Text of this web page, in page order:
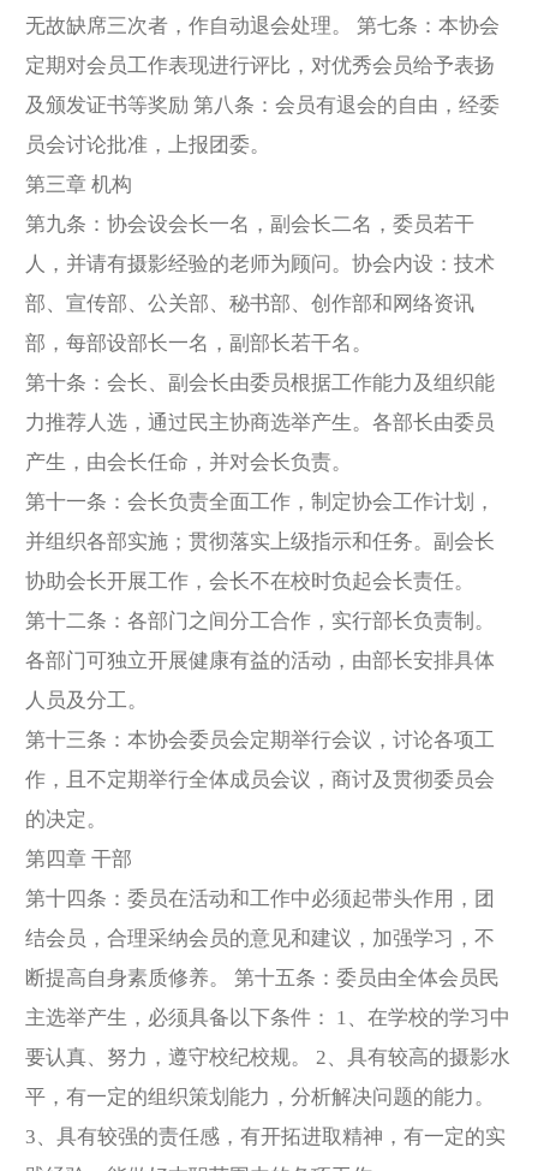
无故缺席三次者，作自动退会处理。 第七条：本协会
定期对会员工作表现进行评比，对优秀会员给予表扬
及颁发证书等奖励 第八条：会员有退会的自由，经委
员会讨论批准，上报团委。
第三章 机构
第九条：协会设会长一名，副会长二名，委员若干
人，并请有摄影经验的老师为顾问。协会内设：技术
部、宣传部、公关部、秘书部、创作部和网络资讯
部，每部设部长一名，副部长若干名。
第十条：会长、副会长由委员根据工作能力及组织能
力推荐人选，通过民主协商选举产生。各部长由委员
产生，由会长任命，并对会长负责。
第十一条：会长负责全面工作，制定协会工作计划，
并组织各部实施；贯彻落实上级指示和任务。副会长
协助会长开展工作，会长不在校时负起会长责任。
第十二条：各部门之间分工合作，实行部长负责制。
各部门可独立开展健康有益的活动，由部长安排具体
人员及分工。
第十三条：本协会委员会定期举行会议，讨论各项工
作，且不定期举行全体成员会议，商讨及贯彻委员会
的决定。
第四章 干部
第十四条：委员在活动和工作中必须起带头作用，团
结会员，合理采纳会员的意见和建议，加强学习，不
断提高自身素质修养。 第十五条：委员由全体会员民
主选举产生，必须具备以下条件： 1、在学校的学习中
要认真、努力，遵守校纪校规。 2、具有较高的摄影水
平，有一定的组织策划能力，分析解决问题的能力。
3、具有较强的责任感，有开拓进取精神，有一定的实